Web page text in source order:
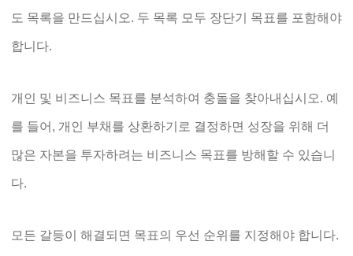
도 목록을 만드십시오. 두 목록 모두 장단기 목표를 포함해야
합니다.
개인 및 비즈니스 목표를 분석하여 충돌을 찾아내십시오. 예
를 들어, 개인 부채를 상환하기로 결정하면 성장을 위해 더
많은 자본을 투자하려는 비즈니스 목표를 방해할 수 있습니
다.
모든 갈등이 해결되면 목표의 우선 순위를 지정해야 합니다.